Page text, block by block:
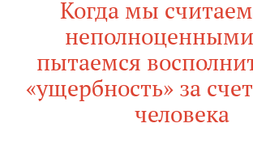
Когда мы
пытаемся
«ущербность» за
человека